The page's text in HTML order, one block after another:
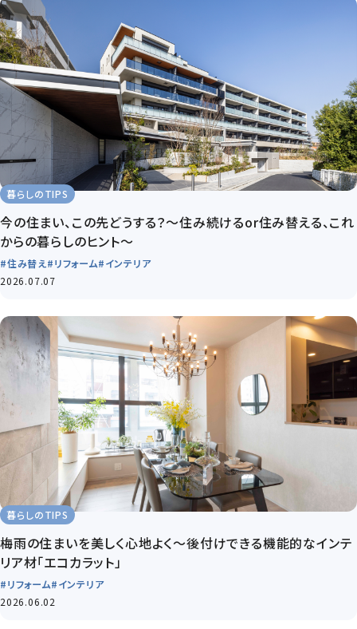
暮らしのTIPS
今の住まい、この先どうする？～住み続けるor住み替える、これ
からの暮らしのヒント～
#住み替え #リフォーム#インテリア
2026.07.07
暮らしのTIPS
梅雨の住まいを美しく心地よく～後付けできる機能的なインテ
リア材「エコカラット」
#リフォーム#インテリア
2026.06.02